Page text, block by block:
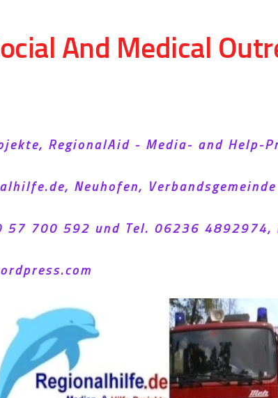
And Medical
RegionalAid - Media- and Help-
Neuhofen, Verbandsgemeinde
57 700 592 und Tel. 06236 4892974,